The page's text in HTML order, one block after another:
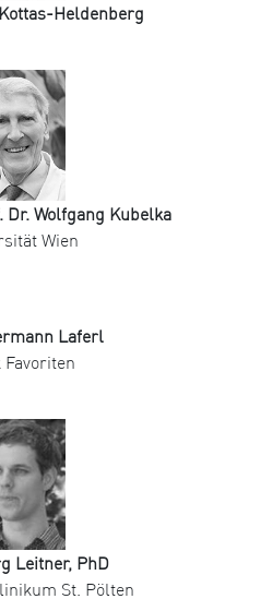
Heldenberg
Dr. Wolfgang Kubelka
Wien
Laferl
Leitner, PhD
St. Pölten